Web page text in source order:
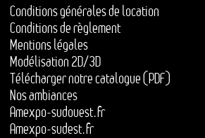
Conditions générales de location
Conditions de règlement
Mentions légales
Modélisation 2D/3D
Télécharger notre catalogue (PDF)
Nos ambiances
Amexpo-sudouest.fr
Amexpo-sudest.fr